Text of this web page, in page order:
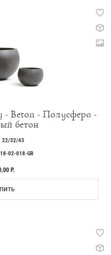
Beton - Полусфера -
бетон
22/32/43
02-018-GR
Р.